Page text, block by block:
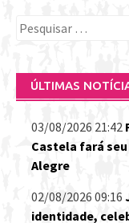
Pesquisar
ÚLTIMAS
03/08/2026 21:42
Castela fará
Alegre
02/08/2026 09:16
identidade,